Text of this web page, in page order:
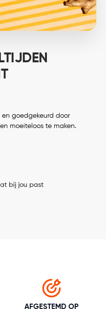
goedgekeurd door
moeiteloos te maken.
bij jou past
AFGESTEMD OP